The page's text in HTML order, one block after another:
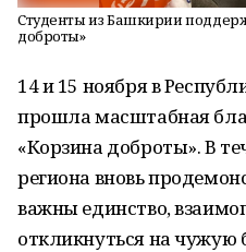
Студенты из Башкирии
доброты»
14 и 15 ноября в
прошла масштабная
«Корзина доброты». В
региона вновь
важны единство,
откликнуться на чужую